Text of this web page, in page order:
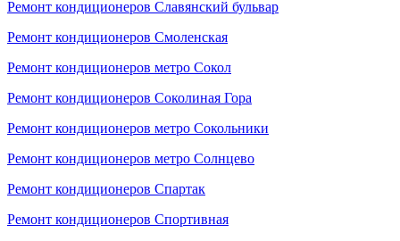
Ремонт кондиционеров Славянский бульвар
Ремонт кондиционеров Смоленская
Ремонт кондиционеров метро Сокол
Ремонт кондиционеров Соколиная Гора
Ремонт кондиционеров метро Сокольники
Ремонт кондиционеров метро Солнцево
Ремонт кондиционеров Спартак
Ремонт кондиционеров Спортивная